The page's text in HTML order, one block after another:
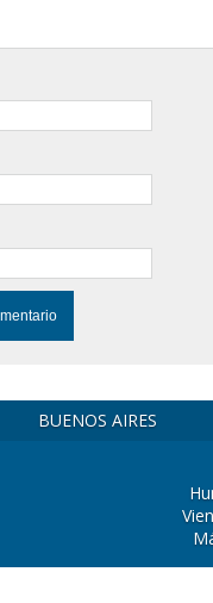
BUENOS AIRES